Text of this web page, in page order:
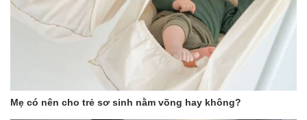
Mẹ có nên cho trẻ sơ sinh nằm võng hay không?